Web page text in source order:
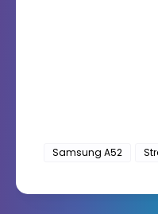
Samsung A52